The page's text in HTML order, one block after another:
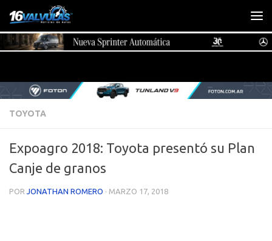
Saltar al contenido
TOYOTA
Expoagro 2018: Toyota presentó su Plan
Canje de granos
POR JONATHAN ROMERO · MARZO 17, 2018